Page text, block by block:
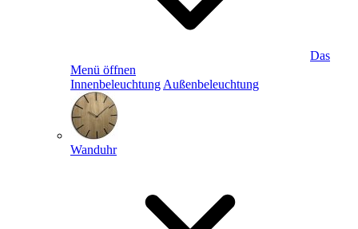
Das
Menü öffnen
Innenbeleuchtung Außenbeleuchtung
Wanduhr